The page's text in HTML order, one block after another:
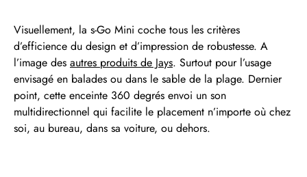
Visuellement, la s-Go Mini coche tous les critères
d’efficience du design et d’impression de robustesse. A
l’image des autres produits de Jays. Surtout pour l’usage
envisagé en balades ou dans le sable de la plage. Dernier
point, cette enceinte 360 degrés envoi un son
multidirectionnel qui facilite le placement n’importe où chez
soi, au bureau, dans sa voiture, ou dehors.